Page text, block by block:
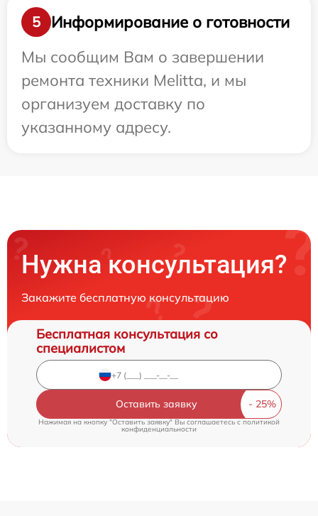
5
Информирование о готовности
Мы сообщим Вам о завершении
ремонта техники Melitta, и мы
организуем доставку по
указанному адресу.
Нужна консультация?
Закажите бесплатную консультацию
Бесплатная консультация со
специалистом
Оставить заявку
Нажимая на кнопку "Оставить заявку" Вы соглашаетесь cполитикой
конфиденциальности